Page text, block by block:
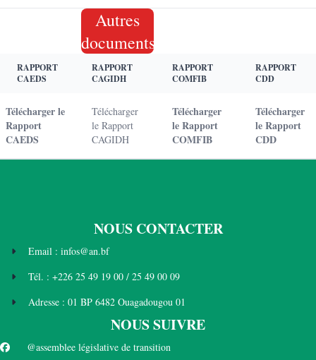
Autres
documents
RAPPORT
CAEDS
RAPPORT
CAGIDH
RAPPORT
COMFIB
RAPPORT
CDD
Télécharger le
Rapport
CAEDS
Télécharger
le Rapport
CAGIDH
Télécharger
le Rapport
COMFIB
Télécharger
le Rapport
CDD
NOUS CONTACTER
Email : infos@an.bf
Tél. : +226 25 49 19 00 / 25 49 00 09
Adresse : 01 BP 6482 Ouagadougou 01
NOUS SUIVRE
@assemblee législative de transition